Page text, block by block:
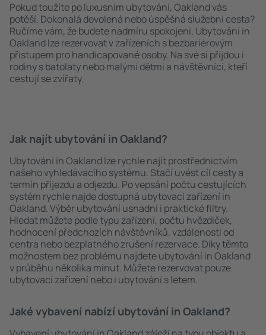
Pokud toužíte po luxusním ubytování, Oakland vás
potěší. Dokonalá dovolená nebo úspěšná služební cesta?
Ručíme vám, že budete nadmíru spokojeni. Ubytování in
Oakland lze rezervovat v zařízeních s bezbariérovým
přístupem pro handicapované osoby. Na své si přijdou i
rodiny s batolaty nebo malými dětmi a návštěvníci, kteří
cestují se zvířaty.
Jak najít ubytování in Oakland?
Ubytování in Oakland lze rychle najít prostřednictvím
našeho vyhledávacího systému. Stačí uvést cíl cesty a
termín příjezdu a odjezdu. Po vepsání počtu cestujících
systém rychle najde dostupná ubytovací zařízení in
Oakland. Výběr ubytování usnadní i praktické filtry.
Hledat můžete podle typu zařízení, počtu hvězdiček,
hodnocení předchozích návštěvníků, vzdálenosti od
centra nebo bezplatného zrušení rezervace. Díky těmto
možnostem bez problému najdete ubytování in Oakland
v průběhu několika minut. Můžete rezervovat pouze
ubytovací zařízení nebo i ubytování s letem.
Jaké vybavení nabízí ubytování in Oakland?